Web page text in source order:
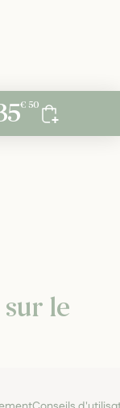
€ 50
le